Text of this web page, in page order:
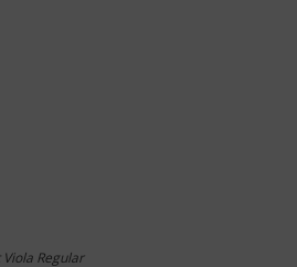
Regular